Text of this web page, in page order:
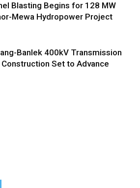
Blasting Begins for 128 MW
Mewa Hydropower Project
Banlek 400kV Transmission
Construction Set to Advance